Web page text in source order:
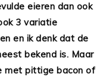
eieren dan ook
3 variatie
en ik denk dat de
bekend is. Maar
met pittige bacon of